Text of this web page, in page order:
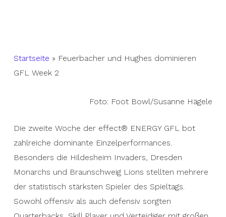
Startseite » Feuerbacher und Hughes dominieren
GFL Week 2
Foto: Foot Bowl/Susanne Hägele
Die zweite Woche der effect® ENERGY GFL bot
zahlreiche dominante Einzelperformances.
Besonders die Hildesheim Invaders, Dresden
Monarchs und Braunschweig Lions stellten mehrere
der statistisch stärksten Spieler des Spieltags.
Sowohl offensiv als auch defensiv sorgten